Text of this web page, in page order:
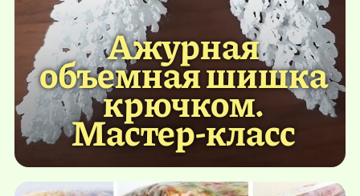
Ажурная
объемная шишка
крючком.
Мастер-класс